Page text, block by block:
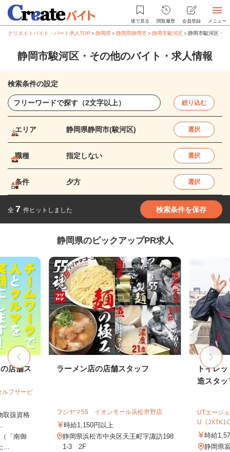
後で見る 閲覧履歴 会員登録 メニュー
クリエイトバイト・パート求人TOP ＞静岡県＞静岡県静岡市＞静岡市駿河区＞静岡市駿河区・
静岡市駿河区・その他のバイト・求人情報
検索条件の設定
絞り込む
エリア 静岡県静岡市(駿河区) 選択
職種 指定しない 選択
条件 夕方 選択
全 7 件ヒットしました 検索条件を保存
静岡県のピックアップPR求人
店舗ス
フサービ
扱資格
「南御
ラーメン店の店舗スタッフ
フジヤマ55 イオンモール浜松市野店
時給1,150円以上
静岡県浜松市中央区天王町字諏訪198
1-3 2F
トイレ
造スタッ
UTエージ
U《
時給
静岡県